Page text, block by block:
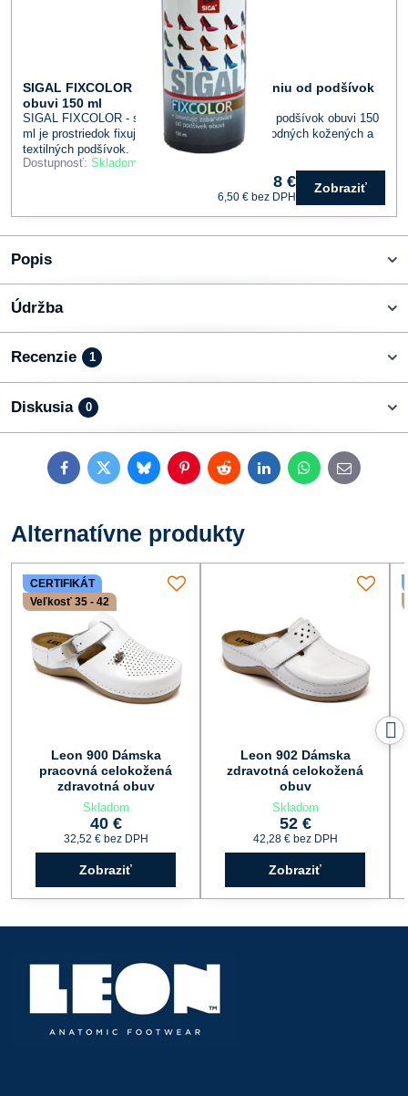
SIGAL FIXCOLOR - sprej proti zafarbovaniu od podšívok
obuvi 150 ml
SIGAL FIXCOLOR - sprej proti zafarbovaniu od podšívok obuvi 150
ml je prostriedok fixujúci farebný pigment u prírodných kožených a
textilných podšívok.
Dostupnosť: Skladom
8 €
6,50 € bez DPH
Zobraziť
Popis
Údržba
Recenzie 1
Diskusia 0
FacebookTwitterBlueskyPinterestRedditLinkedInWhatsApp
E-
mail
Alternatívne produkty
CERTIFIKÁT
Veľkosť 35 - 42
Leon 900 Dámska
pracovná celokožená
zdravotná obuv
Skladom
40 €
32,52 € bez DPH
Zobraziť
Leon 902 Dámska
zdravotná celokožená
obuv
Skladom
52 €
42,28 € bez DPH
Zobraziť